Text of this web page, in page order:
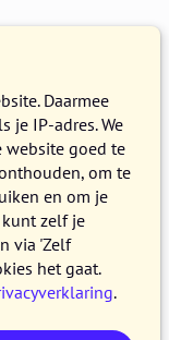
Daarmee
je IP-adres. We
goed te
om te
en om je
kunt zelf je
via 'Zelf
het gaat.
.